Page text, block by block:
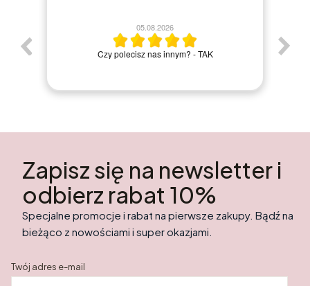
Bardzo szybka dostawa wszystko ok
Elżbieta M.
Zapisz się na newsletter i
odbierz rabat 10%
Specjalne promocje i rabat na pierwsze zakupy. Bądź na
bieżąco z nowościami i super okazjami.
Twój adres e-mail